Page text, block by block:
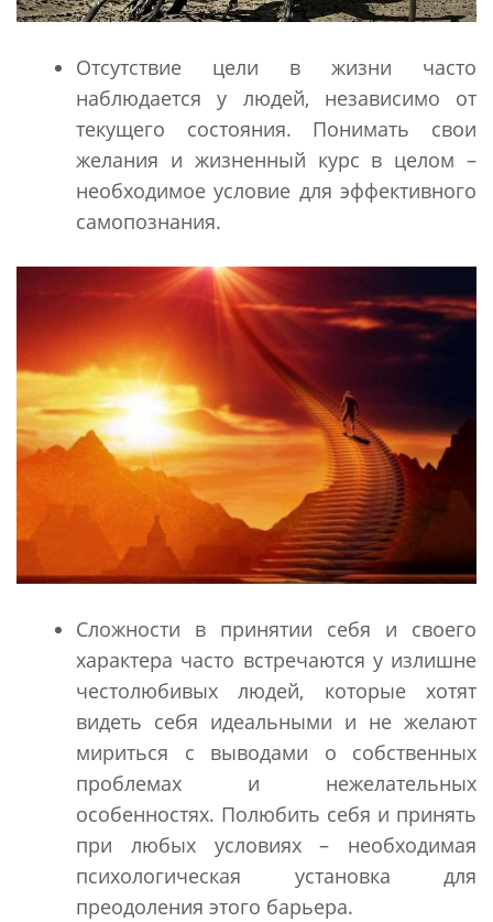
Отсутствие цели в жизни часто
наблюдается у людей, независимо от
текущего состояния. Понимать свои
желания и жизненный курс в целом –
необходимое условие для эффективного
самопознания.
Сложности в принятии себя и своего
характера часто встречаются у излишне
честолюбивых людей, которые хотят
видеть себя идеальными и не желают
мириться с выводами о собственных
проблемах и нежелательных
особенностях. Полюбить себя и принять
при любых условиях – необходимая
психологическая установка для
преодоления этого барьера.